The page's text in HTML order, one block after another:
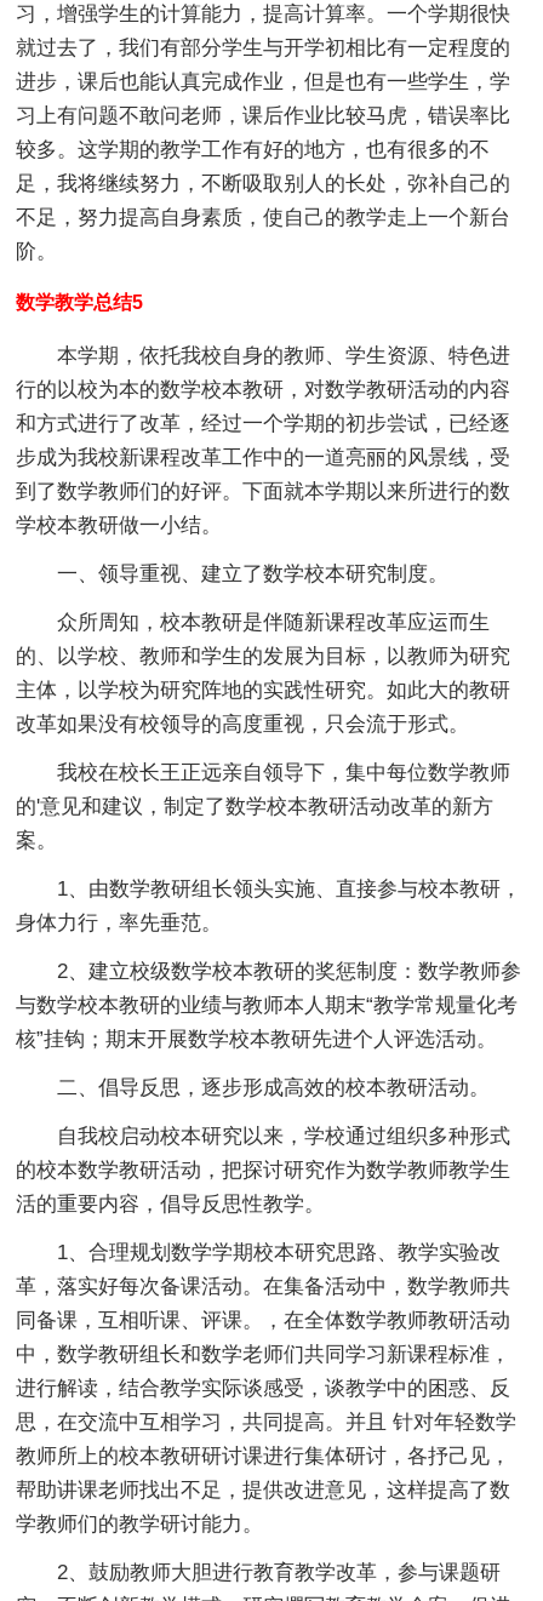
习，增强学生的计算能力，提高计算率。一个学期很快
就过去了，我们有部分学生与开学初相比有一定程度的
进步，课后也能认真完成作业，但是也有一些学生，学
习上有问题不敢问老师，课后作业比较马虎，错误率比
较多。这学期的教学工作有好的地方，也有很多的不
足，我将继续努力，不断吸取别人的长处，弥补自己的
不足，努力提高自身素质，使自己的教学走上一个新台
阶。
数学教学总结5
本学期，依托我校自身的教师、学生资源、特色进
行的以校为本的数学校本教研，对数学教研活动的内容
和方式进行了改革，经过一个学期的初步尝试，已经逐
步成为我校新课程改革工作中的一道亮丽的风景线，受
到了数学教师们的好评。下面就本学期以来所进行的数
学校本教研做一小结。
一、领导重视、建立了数学校本研究制度。
众所周知，校本教研是伴随新课程改革应运而生
的、以学校、教师和学生的发展为目标，以教师为研究
主体，以学校为研究阵地的实践性研究。如此大的教研
改革如果没有校领导的高度重视，只会流于形式。
我校在校长王正远亲自领导下，集中每位数学教师
的'意见和建议，制定了数学校本教研活动改革的新方
案。
1、由数学教研组长领头实施、直接参与校本教研，
身体力行，率先垂范。
2、建立校级数学校本教研的奖惩制度：数学教师参
与数学校本教研的业绩与教师本人期末“教学常规量化考
核”挂钩；期末开展数学校本教研先进个人评选活动。
二、倡导反思，逐步形成高效的校本教研活动。
自我校启动校本研究以来，学校通过组织多种形式
的校本数学教研活动，把探讨研究作为数学教师教学生
活的重要内容，倡导反思性教学。
1、合理规划数学学期校本研究思路、教学实验改
革，落实好每次备课活动。在集备活动中，数学教师共
同备课，互相听课、评课。，在全体数学教师教研活动
中，数学教研组长和数学老师们共同学习新课程标准，
进行解读，结合教学实际谈感受，谈教学中的困惑、反
思，在交流中互相学习，共同提高。并且 针对年轻数学
教师所上的校本教研研讨课进行集体研讨，各抒己见，
帮助讲课老师找出不足，提供改进意见，这样提高了数
学教师们的教学研讨能力。
2、鼓励教师大胆进行教育教学改革，参与课题研